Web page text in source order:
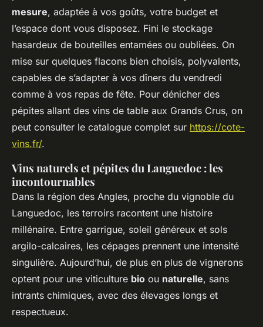
mesure, adaptée à vos goûts, votre budget et
l’espace dont vous disposez. Fini le stockage
hasardeux de bouteilles entamées ou oubliées. On
mise sur quelques flacons bien choisis, polyvalents,
capables de s’adapter à vos dîners du vendredi
comme à vos repas de fête. Pour dénicher des
pépites allant des vins de table aux Grands Crus, on
peut consulter le catalogue complet sur https://cote-
vins.fr/.
Vins naturels et pépites du Languedoc : les
incontournables
Dans la région des Angles, proche du vignoble du
Languedoc, les terroirs racontent une histoire
millénaire. Entre garrigue, soleil généreux et sols
argilo-calcaires, les cépages prennent une intensité
singulière. Aujourd’hui, de plus en plus de vignerons
optent pour une viticulture bio ou naturelle, sans
intrants chimiques, avec des élevages longs et
respectueux.